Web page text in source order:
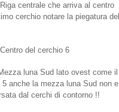
centrale che arriva al centro
cerchio notare la piegatura del
del cerchio 6
luna Sud lato ovest come il
5 anche la mezza luna Sud non e
dal cerchi di contorno !!